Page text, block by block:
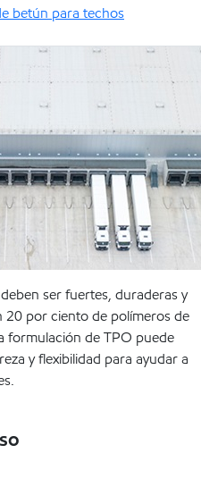
betún para techos
ser fuertes, duraderas y
por ciento de polímeros de
formulación de TPO puede
y flexibilidad para ayudar a